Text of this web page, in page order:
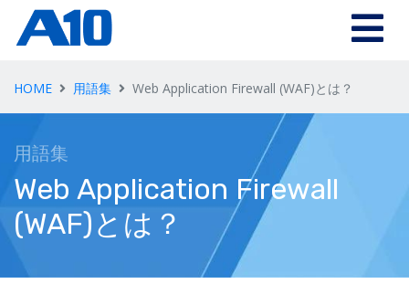
Skip to main content
HOME 用語集 Web Application Firewall (WAF)とは？
用語集
Web Application Firewall
(WAF)とは？